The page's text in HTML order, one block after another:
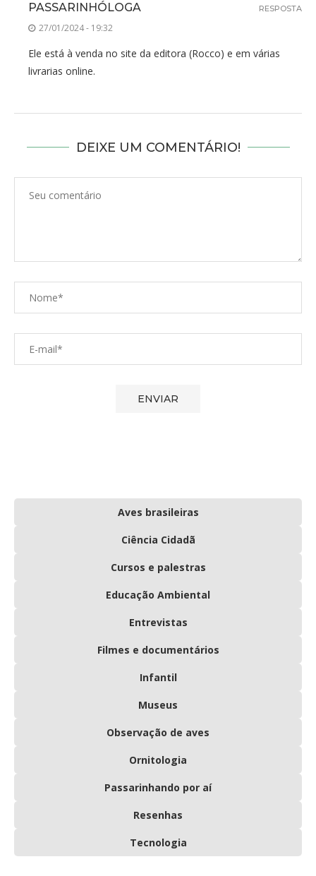
PASSARINHÓLOGA
27/01/2024 - 19:32
Ele está à venda no site da editora (Rocco) e em várias
livrarias online.
RESPOSTA
DEIXE UM COMENTÁRIO!
Aves brasileiras
Ciência Cidadã
Cursos e palestras
Educação Ambiental
Entrevistas
Filmes e documentários
Infantil
Museus
Observação de aves
Ornitologia
Passarinhando por aí
Resenhas
Tecnologia